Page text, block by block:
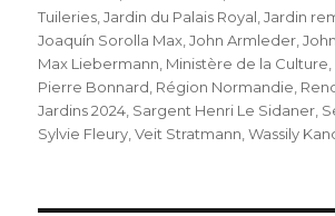
Tuileries ,Jardin du Palais Royal ,Jardin
Joaquín Sorolla Max ,John Armleder ,
Max Liebermann Ministère de la Culture
Pierre Bonnard Région Normandie
Jardins 2024 Sargent Henri Le Sidaner
Sylvie Fleury ,Veit Stratmann ,Wassily